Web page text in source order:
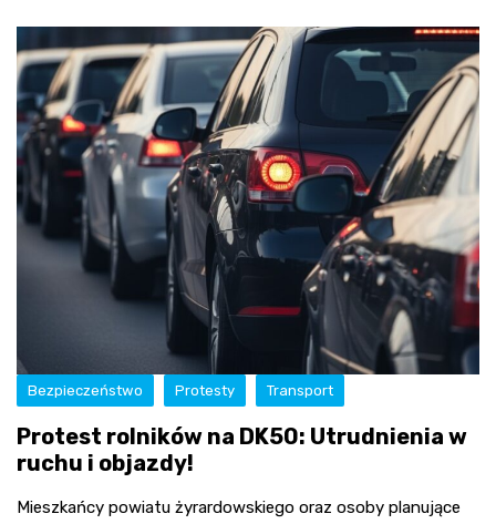
Bezpieczeństwo Protesty Transport
Protest rolników na DK50: Utrudnienia w
ruchu i objazdy!
Mieszkańcy powiatu żyrardowskiego oraz osoby planujące